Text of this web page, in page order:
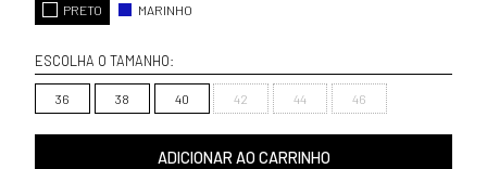
PRETO MARINHO
ESCOLHA O TAMANHO:
36 38 40 42 44 46
ADICIONAR AO CARRINHO